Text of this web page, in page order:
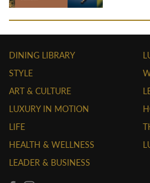
DINING LIBRARY
STYLE
ART & CULTURE
LUXURY IN MOTION
LIFE
HEALTH & WELLNESS
LEADER & BUSINESS